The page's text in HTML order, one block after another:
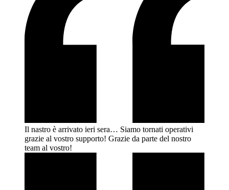
Il nastro è arrivato ieri sera… Siamo tornati operativi
grazie al vostro supporto! Grazie da parte del nostro
team al vostro!